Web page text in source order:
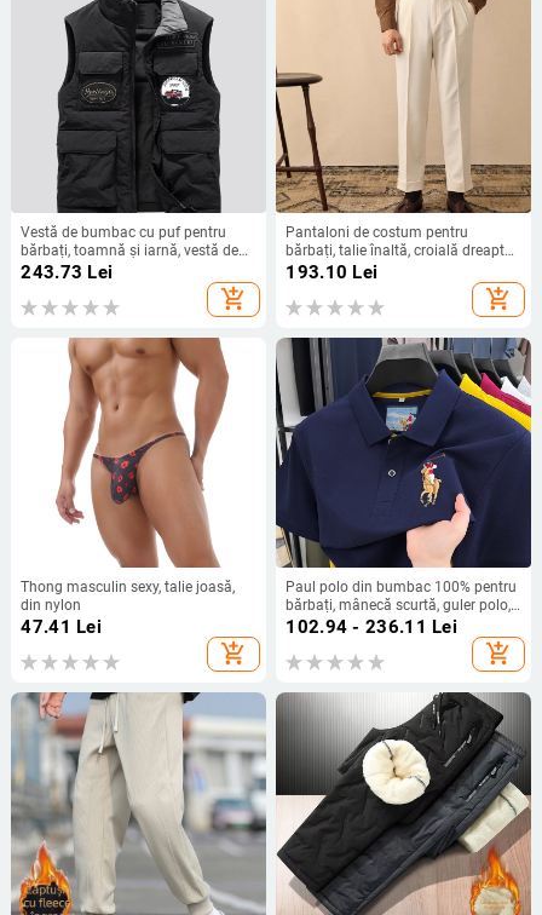
Vestă de bumbac cu puf pentru
bărbați, toamnă și iarnă, vestă de
lucru cu mai multe buzunare, vestă
groasă și călduroasă, vestă neagră
pentru bărbați, la modă
243.73 Lei
add_shopping_cart
Pantaloni de costum pentru
bărbați, talie înaltă, croială dreaptă,
fără cute, țesătură poliester 95,5%,
toamnă.
193.10 Lei
add_shopping_cart
Thong masculin sexy, talie joasă,
din nylon
47.41 Lei
add_shopping_cart
Paul polo din bumbac 100% pentru
bărbați, mânecă scurtă, guler polo,
stil business casual
102.94 - 236.11 Lei
add_shopping_cart